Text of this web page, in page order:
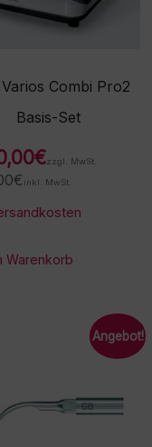
Combi Pro2
Basis-Set
€zzgl. MwSt.
€ inkl. MwSt.
Warenkorb
Angebot!